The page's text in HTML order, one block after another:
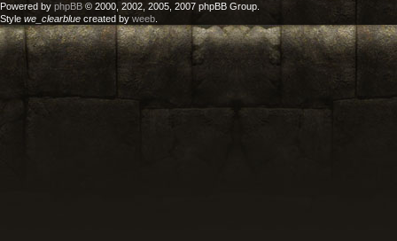
Powered by phpBB © 2000, 2002, 2005, 2007 phpBB Group.
Style we_clearblue created by weeb